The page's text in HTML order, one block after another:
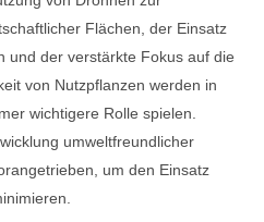
Flächen, der Einsatz
und der verstärkte Fokus auf die
von Nutzpflanzen werden in
wichtigere Rolle spielen.
umweltfreundlicher
um den Einsatz